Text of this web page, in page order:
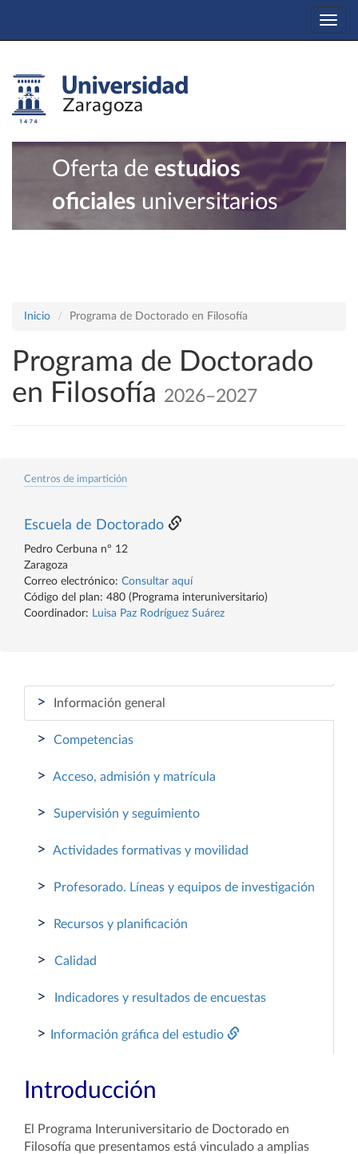
Oferta de estudios
oficiales universitarios
Inicio Programa de Doctorado en Filosofía
Programa de Doctorado
en Filosofía 2026–2027
Centros de impartición
Escuela de Doctorado
Pedro Cerbuna nº 12
Zaragoza
Correo electrónico: Consultar aquí
Código del plan: 480 (Programa interuniversitario)
Coordinador: Luisa Paz Rodríguez Suárez
> Información general
> Competencias
> Acceso, admisión y matrícula
> Supervisión y seguimiento
> Actividades formativas y movilidad
> Profesorado. Líneas y equipos de investigación
> Recursos y planificación
> Calidad
> Indicadores y resultados de encuestas
> Información gráfica del estudio
Introducción
El Programa Interuniversitario de Doctorado en
Filosofía que presentamos está vinculado a amplias